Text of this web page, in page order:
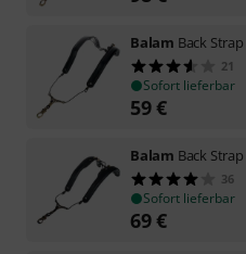
Balam Back
21
Sofort lieferbar
59€
Balam Back
36
Sofort lieferbar
69€